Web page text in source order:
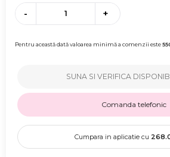
- +
Pentru această dată valoarea minimă a comenzii este
SUNA SI VERIFICA
Comanda telefonic
Cumpara in aplicatie cu